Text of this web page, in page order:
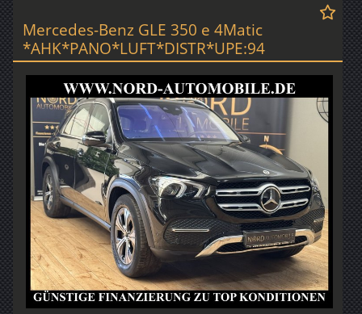
Mercedes-Benz GLE 350 e 4Matic
*AHK*PANO*LUFT*DISTR*UPE:94